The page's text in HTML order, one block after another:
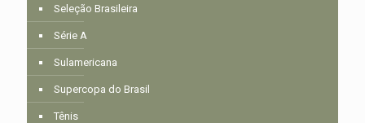
Seleção Brasileira
Série A
Sulamericana
Supercopa do Brasil
Tênis